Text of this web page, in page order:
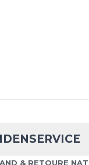
Fly 6
& RETOURE